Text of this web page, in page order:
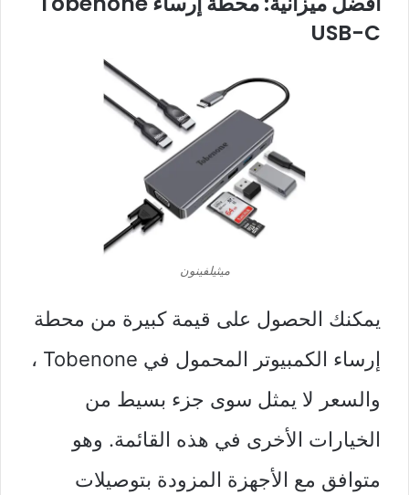
USB-C
ميثيلفينون
يمكنك الحصول على قيمة كبيرة من محطة
إرساء الكمبيوتر المحمول في Tobenone ،
والسعر لا يمثل سوى جزء بسيط من
الخيارات الأخرى في هذه القائمة. وهو
متوافق مع الأجهزة المزودة بتوصيلات